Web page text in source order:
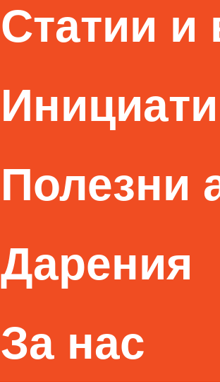
Статии и
Полезни
Дарения
За нас